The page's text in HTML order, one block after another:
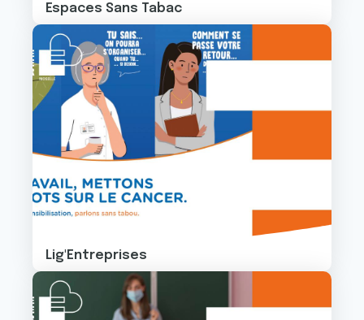
Espaces Sans Tabac
Image
Lig'Entreprises
Image